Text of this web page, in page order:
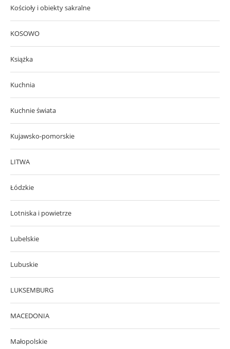
Kościoły i obiekty sakralne
KOSOWO
Książka
Kuchnia
Kuchnie świata
Kujawsko-pomorskie
LITWA
Łódzkie
Lotniska i powietrze
Lubelskie
Lubuskie
LUKSEMBURG
MACEDONIA
Małopolskie